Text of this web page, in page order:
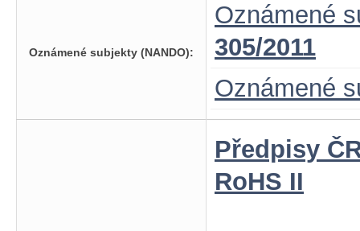
Oznámené subjekty (NANDO):
Oznámené
305/2011
Oznámené
Předpisy
RoHS II